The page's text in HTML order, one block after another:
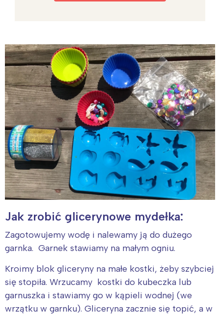
Jak zrobić glicerynowe mydełka:
Zagotowujemy wodę i nalewamy ją do dużego
garnka. Garnek stawiamy na małym ogniu.
Kroimy blok gliceryny na małe kostki, żeby szybciej
się stopiła. Wrzucamy kostki do kubeczka lub
garnuszka i stawiamy go w kąpieli wodnej (we
wrzątku w garnku). Gliceryna zacznie się topić, a w